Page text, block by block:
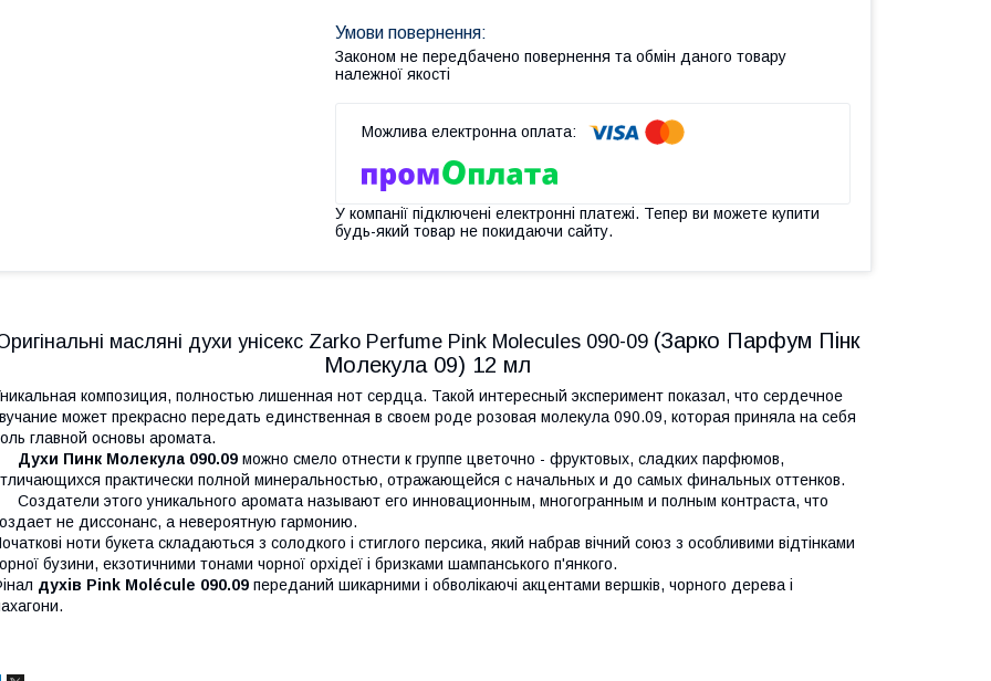
Законом не передбачено повернення та обмін даного товару
належної якості
У компанії підключені електронні платежі. Тепер ви можете купити
будь-який товар не покидаючи сайту.
масляні духи унісекс Zarko Perfume Pink Molecules 090-09 (Зарко Парфум Пінк
Молекула 09) 12 мл
композиция, полностью лишенная нот сердца. Такой интересный эксперимент показал, что сердечное
может прекрасно передать единственная в своем роде розовая молекула 090.09, которая приняла на себя
главной основы аромата.
Духи Пинк Молекула 090.09 можно смело отнести к группе цветочно - фруктовых, сладких парфюмов,
практически полной минеральностью, отражающейся с начальных и до самых финальных оттенков.
Создатели этого уникального аромата называют его инновационным, многогранным и полным контраста, что
не диссонанс, а невероятную гармонию.
ноти букета складаються з солодкого і стиглого персика, який набрав вічний союз з особливими відтінками
бузини, екзотичними тонами чорної орхідеї і бризками шампанського п'янкого.
духів Pink Molécule 090.09 переданий шикарними і обволікаючі акцентами вершків, чорного дерева і